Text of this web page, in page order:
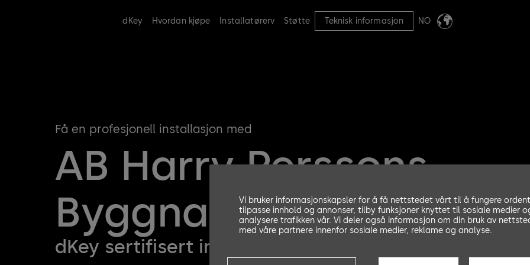
dKey Hvordan kjøpe Installatørerv Støtte Teknisk informasjon NO
Få en profesjonell installasjon med
AB Harry Perssons
Byggnadsvaror
dKey sertifisert installatør
Vi bruker informasjonskapsler for å få nettstedet vårt til å fungere
tilpasse innhold og annonser, tilby funksjoner knyttet til sosiale medier
analysere trafikken vår. Vi deler også informasjon om din bruk av
med våre partnere innenfor sosiale medier, reklame og analyse.